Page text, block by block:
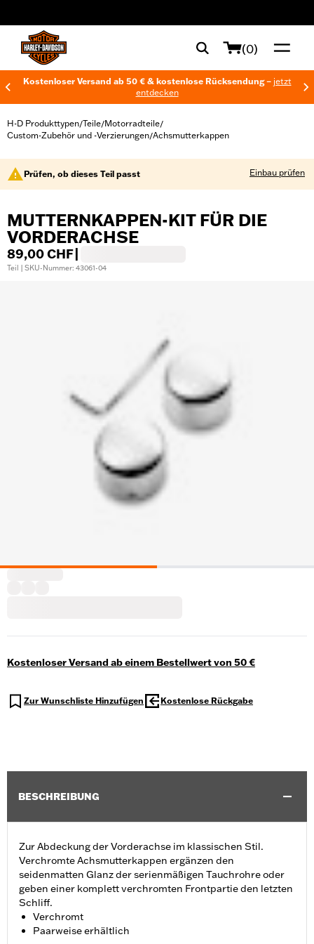
(0)
Kostenloser Versand ab 50 € & kostenlose Rücksendung – jetzt
entdecken
H-D Produkttypen/Teile/Motorradteile/
Custom-Zubehör und -Verzierungen/Achsmutterkappen
Prüfen, ob dieses Teil passt Einbau prüfen
MUTTERNKAPPEN-KIT FÜR DIE
VORDERACHSE
89,00 CHF
Teil | SKU-Nummer: 43061-04
Kostenloser Versand ab einem Bestellwert von 50 €
Zur Wunschliste Hinzufügen Kostenlose Rückgabe
BESCHREIBUNG
Zur Abdeckung der Vorderachse im klassischen Stil.
Verchromte Achsmutterkappen ergänzen den
seidenmatten Glanz der serienmäßigen Tauchrohre oder
geben einer komplett verchromten Frontpartie den letzten
Schliff.
Verchromt
Paarweise erhältlich